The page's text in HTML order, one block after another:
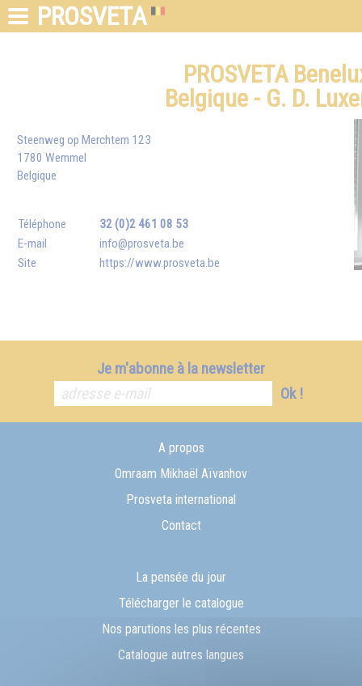
PROSVETA
PROSVETA
Belgique - G. D.
Steenweg op Merchtem 123
1780 Wemmel
Belgique
Téléphone
32 (0)2 461 08 53
E-mail
info@prosveta.be
Site
https://www.prosveta.be
Je m'abonne à la newsletter
Ok !
A propos
Omraam Mikhaël Aïvanhov
Prosveta international
Contact
La pensée du jour
Télécharger le catalogue
Nos parutions les plus récentes
Catalogue autres langues